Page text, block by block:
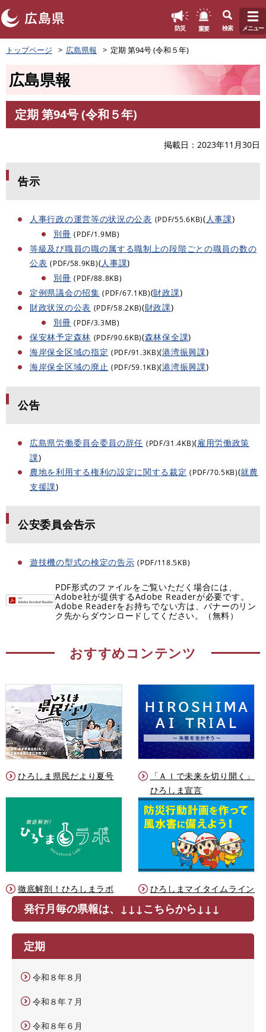
ペ
ー
頭
す
防災 重要 検索 メニュー
トップページ 広島県報 定期 第94号 (令和５年)
広島県報
文
定期 第94号 (令和５年)
掲載日 2023年11月30日
告示
人事行政の運営等の状況の公表 (PDF/55.6KB)( 人事課)
別冊 (PDF/1.9MB)
等級及び職員の職の属する職制上の段階ごとの職員の数の
公表 (PDF/58.9KB)(人事課)
別冊 (PDF/88.8KB)
定例県議会の招集 (PDF/67.1KB)(財政課)
財政状況の公表 (PDF/58.2KB)(財政課)
別冊 (PDF/3.3MB)
保安林予定森林 (PDF/90.6KB)(森林保全課)
海岸保全区域の指定 (PDF/91.3KB)(港湾振興課)
海岸保全区域の廃止 (PDF/59.1KB)(港湾振興課)
公告
広島県労働委員会委員の辞任 (PDF/31.4KB)(雇用労働政策
課)
農地を利用する権利の設定に関する裁定 (PDF/70.5KB)(就農
支援課)
公安委員会告示
遊技機の型式の検定の告示 (PDF/118.5KB)
PDF形式のファイルをご覧いただく場合には、
Adobe社が提供するAdobe Readerが必要です。
Adobe Readerをお持ちでない方は、バナーのリン
ク先からダウンロードしてください。（無料）
おすすめコンテンツ
ひろしま県民だより夏号
「ＡＩで未来を切り開く」
ひろしま宣言
徹底解剖！ひろしまラボ ひろしまマイタイムライン
発行月毎の県報は、↓↓↓こちらから↓↓↓
定期
令和８年８月
令和８年７月
令和８年６月